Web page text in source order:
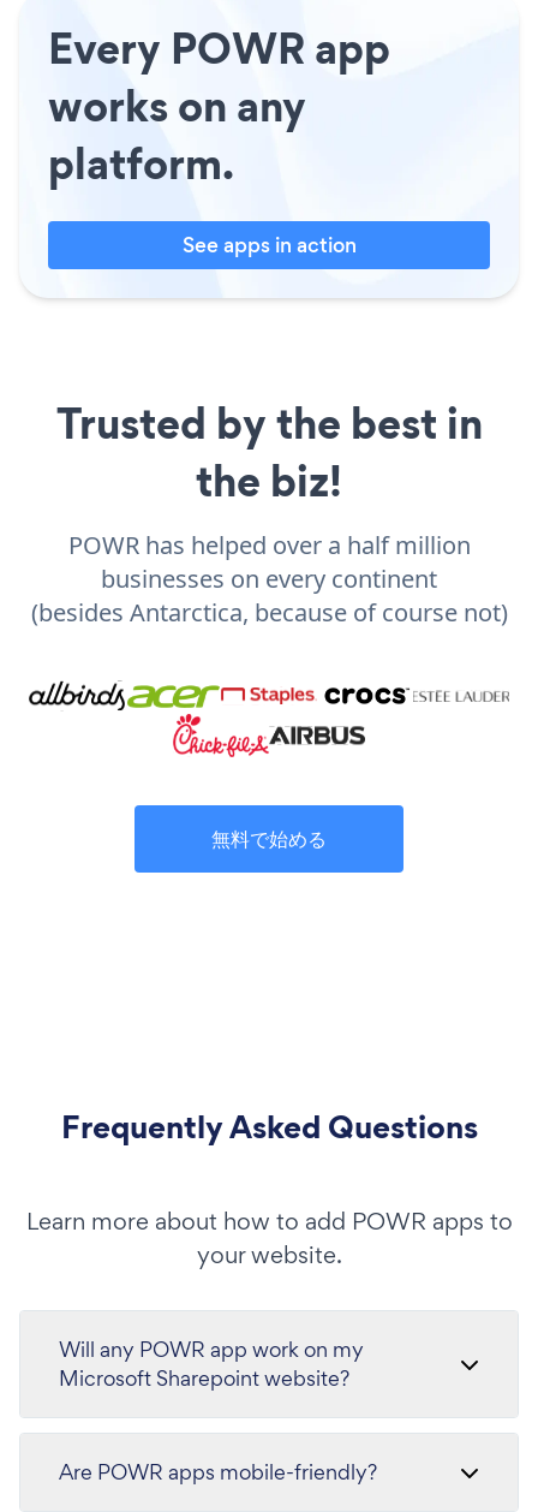
Every POWR app
works on any
platform.
See apps in action
Trusted by the best in
the biz!
POWR has helped over a half million
businesses on every continent
(besides Antarctica, because of course not)
無料で始める
Frequently Asked Questions
Learn more about how to add POWR apps to
your website.
Will any POWR app work on my
Microsoft Sharepoint website?
Are POWR apps mobile-friendly?